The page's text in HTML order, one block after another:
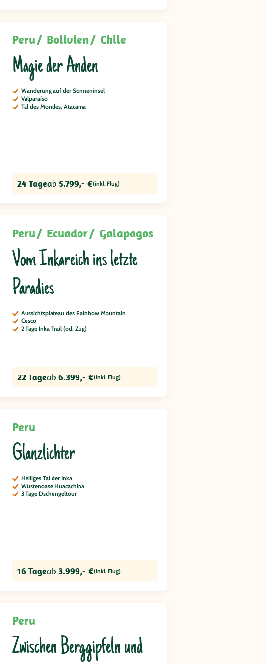
Peru Bolivien Chile
Magie der Anden
Wanderung auf der Sonneninsel
Valparaíso
Tal des Mondes, Atacama
24 Tageab 5.799,- €(inkl. Flug)
Peru Ecuador Galapagos
Vom Inkareich ins letzte
Paradies
Aussichtsplateau des Rainbow Mountain
Cusco
2 Tage Inka Trail (od. Zug)
22 Tageab 6.399,- €(inkl. Flug)
Peru
Glanzlichter
Heiliges Tal der Inka
Wüstenoase Huacachina
3 Tage Dschungeltour
16 Tageab 3.999,- €(inkl. Flug)
Peru
Zwischen Berggipfeln und